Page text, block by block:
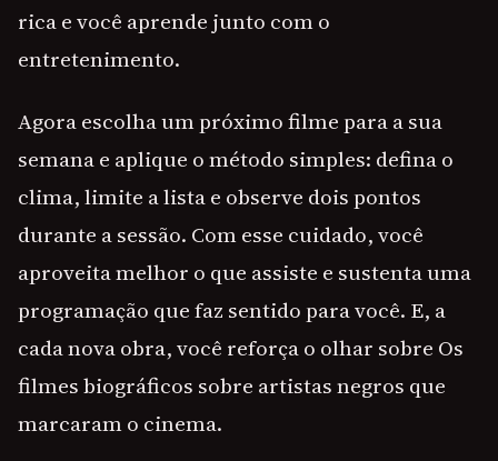
rica e você aprende junto com o
entretenimento.
Agora escolha um próximo filme para a sua
semana e aplique o método simples: defina o
clima, limite a lista e observe dois pontos
durante a sessão. Com esse cuidado, você
aproveita melhor o que assiste e sustenta uma
programação que faz sentido para você. E, a
cada nova obra, você reforça o olhar sobre Os
filmes biográficos sobre artistas negros que
marcaram o cinema.